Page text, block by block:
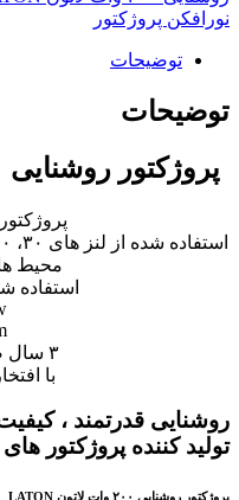
نورافکن پروژکتور
توضیحات
توضیحات
پروژکتور روشنایی ۲۰۰ وات لاتون LATON
پروژکتور ۲۰۰ وات لاتون
محیط
استفاده
۳ سال ضمانت تعویض
با
روشنایی قدرتمند ، کیفیت
تولید کننده پروژکتور
پروژکتور روشنایی ۲۰۰ وات لاتون LATON